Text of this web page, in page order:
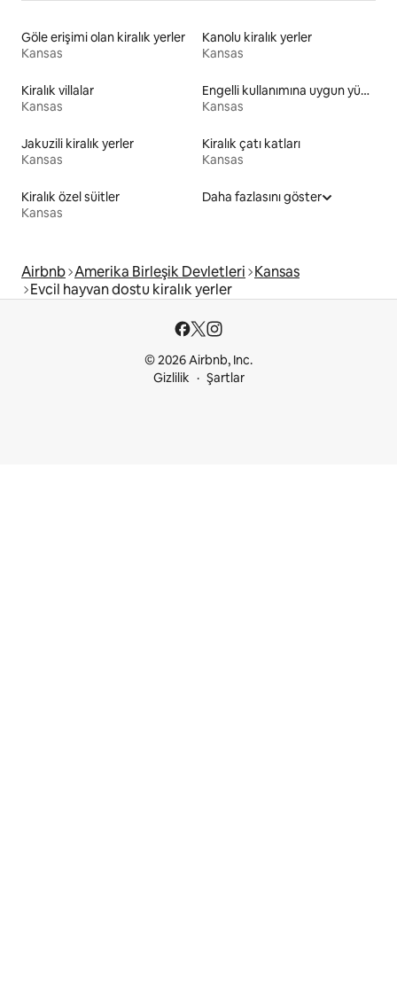
Göle erişimi olan kiralık yerler
Kansas
Kanolu kiralık yerler
Kansas
Kiralık villalar
Kansas
Engelli kullanımına uygun yükseklikte tuvaleti olan kiralık yerler
Kansas
Jakuzili kiralık yerler
Kansas
Kiralık çatı katları
Kansas
Kiralık özel süitler
Kansas
Daha fazlasını göster
Airbnb Amerika Birleşik Devletleri Kansas
Evcil hayvan dostu kiralık yerler
© 2026 Airbnb, Inc.
Gizlilik
Şartlar